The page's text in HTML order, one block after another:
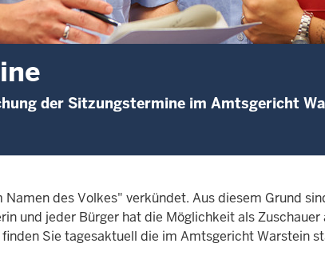
der Sitzungstermine im Amtsgericht
des Volkes" verkündet. Aus diesem Grund
und jeder Bürger hat die Möglichkeit als
Sie tagesaktuell die im Amtsgericht Warstein